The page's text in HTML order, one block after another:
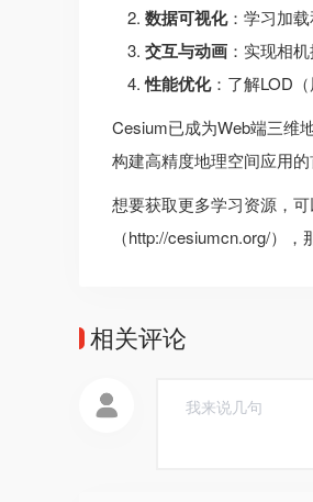
数据可视化：学习加
交互与动画 ：实现相
性能优化：了解LOD
Cesium已成为Web端三维
构建高精度地理空间应用的
想要获取更多学习资源，
（http://cesiumcn.org/）
相关评论